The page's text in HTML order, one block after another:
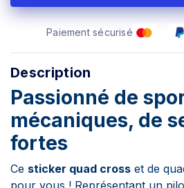
Paiement sécurisé
Description
Passionné de
mécaniques, de
fortes
Ce sticker quad cross et de
pour vous ! Représentant un